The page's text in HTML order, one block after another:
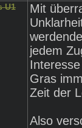
U1
Mit
jedem
Gras
Zeit der
Also